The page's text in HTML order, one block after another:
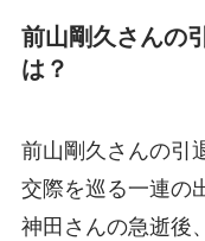
前山剛久さんの
は？
前山剛久さんの引
交際を巡る一連の
神田さんの急逝後